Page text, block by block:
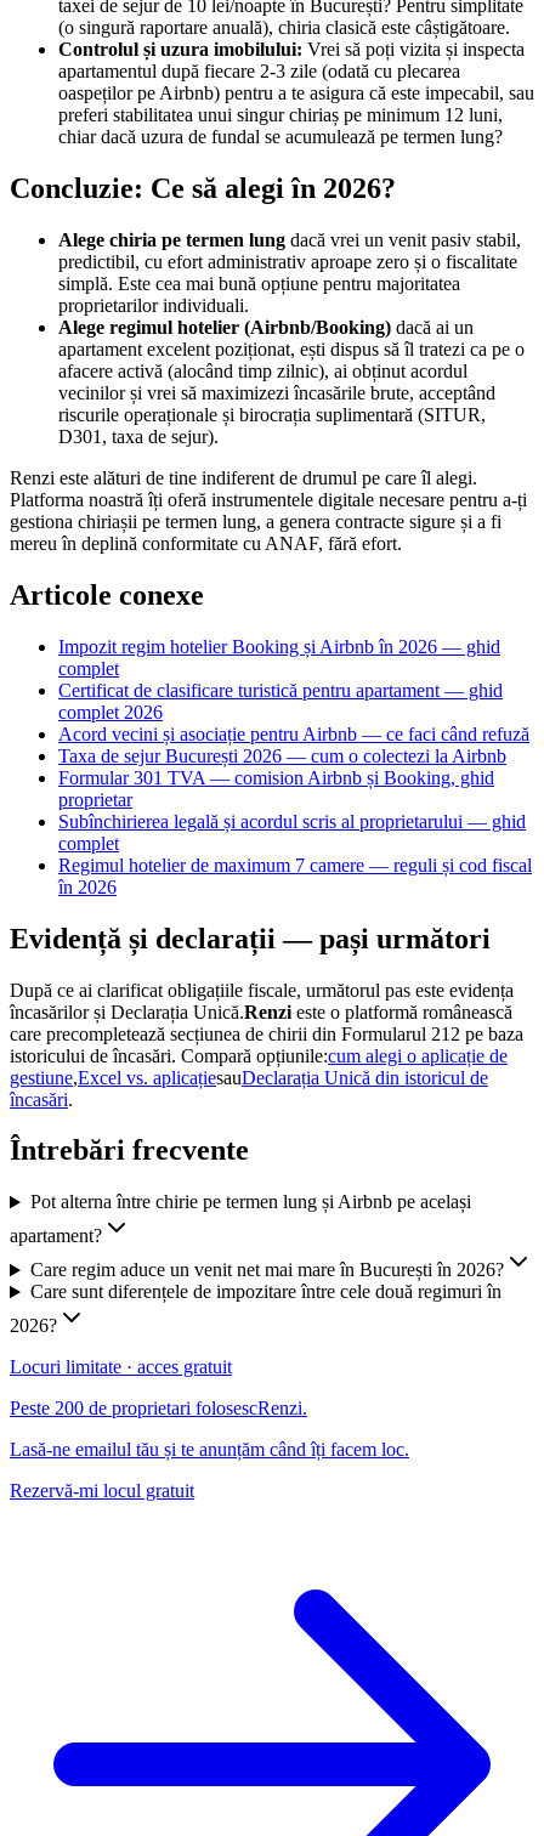
taxei de sejur de 10 lei/noapte în București? Pentru simplitate
(o singură raportare anuală), chiria clasică este câștigătoare.
Controlul și uzura imobilului: Vrei să poți vizita și inspecta
apartamentul după fiecare 2-3 zile (odată cu plecarea
oaspeților pe Airbnb) pentru a te asigura că este impecabil, sau
preferi stabilitatea unui singur chiriaș pe minimum 12 luni,
chiar dacă uzura de fundal se acumulează pe termen lung?
Concluzie: Ce să alegi în 2026?
Alege chiria pe termen lung dacă vrei un venit pasiv stabil,
predictibil, cu efort administrativ aproape zero și o fiscalitate
simplă. Este cea mai bună opțiune pentru majoritatea
proprietarilor individuali.
Alege regimul hotelier (Airbnb/Booking) dacă ai un
apartament excelent poziționat, ești dispus să îl tratezi ca pe o
afacere activă (alocând timp zilnic), ai obținut acordul
vecinilor și vrei să maximizezi încasările brute, acceptând
riscurile operaționale și birocrația suplimentară (SITUR,
D301, taxa de sejur).
Renzi este alături de tine indiferent de drumul pe care îl alegi.
Platforma noastră îți oferă instrumentele digitale necesare pentru a-ți
gestiona chiriașii pe termen lung, a genera contracte sigure și a fi
mereu în deplină conformitate cu ANAF, fără efort.
Articole conexe
Impozit regim hotelier Booking și Airbnb în 2026 — ghid
complet
Certificat de clasificare turistică pentru apartament — ghid
complet 2026
Acord vecini și asociație pentru Airbnb — ce faci când refuză
Taxa de sejur București 2026 — cum o colectezi la Airbnb
Formular 301 TVA — comision Airbnb și Booking, ghid
proprietar
Subînchirierea legală și acordul scris al proprietarului — ghid
complet
Regimul hotelier de maximum 7 camere — reguli și cod fiscal
în 2026
Evidență și declarații — pași următori
După ce ai clarificat obligațiile fiscale, următorul pas este evidența
încasărilor și Declarația Unică.Renzi este o platformă românească
care precompletează secțiunea de chirii din Formularul 212 pe baza
istoricului de încasări. Compară opțiunile:cum alegi o aplicație de
gestiune,Excel vs. aplicațiesauDeclarația Unică din istoricul de
încasări.
Întrebări frecvente
Pot alterna între chirie pe termen lung și Airbnb pe același
apartament?
Care regim aduce un venit net mai mare în București în 2026?
Care sunt diferențele de impozitare între cele două regimuri în
2026?
Locuri limitate · acces gratuit
Peste 200 de proprietari folosescRenzi.
Lasă-ne emailul tău și te anunțăm când îți facem loc.
Rezervă-mi locul gratuit